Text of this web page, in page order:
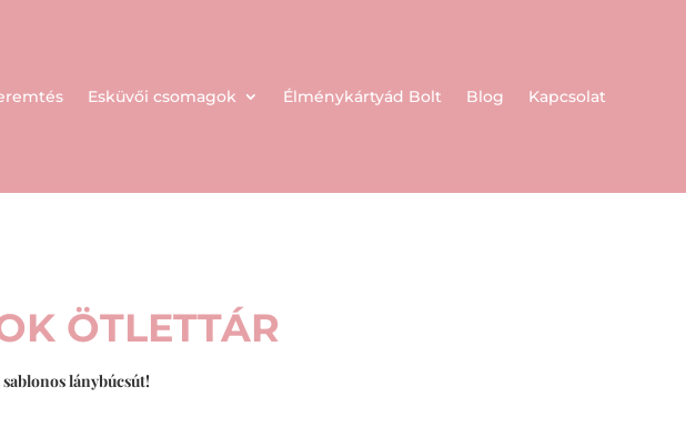
Esküvői csomagok Élménykártyád Bolt Blog Kapcsolat
ÖTLETTÁR
lánybúcsút!